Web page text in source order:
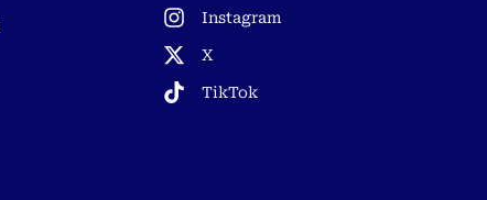
Instagram
X
TikTok